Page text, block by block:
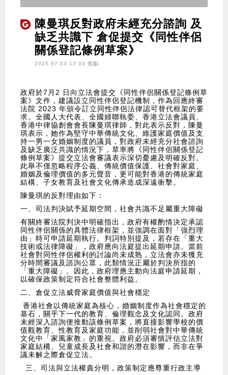
陳曼琪反對政府未經充分諮詢 及
缺乏共識下 倉促提交《同性伴侶
關係登記條例草案》
2025.07.04 12:33 焦點
政府於7月2 日向立法會提交《同性伴侶關係登記條例草
案》文件，建議設立同性伴侶登記機制，作為回應終審
法院 2023 年頒令訂立同性伴侶法律認可替代框架的要
求。全國人大代表、全國婦聯執委、香港立法會議員、
香港中律協創會會長陳曼琪律師，對此表示反對，陳曼
琪表示，她作為堅守中華傳統文化、維護家庭價值及支
持一男一女婚姻制度的議員，對政府未經充分社會諮詢
及缺乏廣泛共識的情況下，草率將《同性伴侶關係登記
條例草案》提交立法會審議表示深切憂慮及明確反對。
此舉不僅忽略程序公義、傳統價值保護、社會對家庭、
婚姻及倫理價值的多元聲音，更可能對香港的傳統家庭
結構、子女教育及社會文化傳承造成深遠衝擊。
陳曼琪的反對理由如下：
一、司法判決賦予延期空間，社會共識不足屬重大障礙
有關終審法院判決中明確指出，政府有權酌情決定承認
同性伴侶關係的具體法律框架，並強調在面對「強烈理
由」時可申請延期執行。判詞特別提及，若存在「重大
技術或法律障礙」，政府應向法庭提出延期申請。當前
社會對同性伴侶權利的討論尚未成熟，立法會亦未獲充
分時間審議及諮詢公眾，此類情況正屬於判決所指的
「重大障礙」。因此，政府理應主動向法庭申請延期，
以確保政策制定符合社會整體利益。
二、倉促立法威脅家庭價值與社會穩定
香港社會以傳統家庭為核心，婚姻制度作為社會穩定的
基石，關乎下一代的教育、倫理觀念及文化認同。政府
未經深入諮詢便推動該條例草案，將直接影響學校的價
值觀教育、性教育及家庭功能，並削弱社會對中華傳統
文化中「家風家教」的重視。政府必須審慎評估立法對
家庭結構、兒童成長及社會和諧的潛在影響，而非在爭
議未解之際倉促立法。
三、司法與立法權責分明，政策制定應尊重行政主導